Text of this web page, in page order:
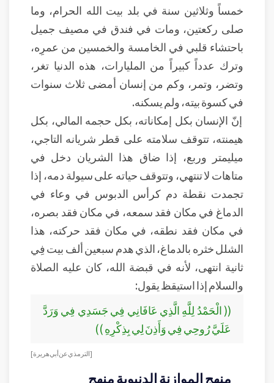
خمساً وثلاثين سنة في بلد بيت الله الحرام، وما
صلى ركعتين، ومات في فندق في مصيف جميل
باحتشاء قلبي في الخامسة والخمسين من عمرِه،
وترك عدداً كبيراً من المليارات، هذه الدنيا تغر،
وتضر، وتمر، وكم من إنسان أمضى ثلاث سنوات
في كسوة بيته، ولم يسكنه.
إنّ الإنسان بكل إمكاناته، بكل حجمه المالي، بكل
هيمنته، تتوقف سلامته على قطر شريانه التاجي،
ميليمتر وربع، إذا ضاق هذا الشريان دخل في
متاهات لا تنتهي، وتتوقف حياته على سيولة دمه، إذا
تجمدت نقطة دم كرأس الدبوس في وعاء في
الدماغ في مكان فقد سمعه، في مكان فقد بصره،
في مكان فقد نطقه، في مكان فقد حركته، هذا
الشلل خثره بالدماغ، الذي هدم سبعين ألف بيت فِي
ثانية انتهى، لأنه في قبضة الله، كان عليه الصلاة
والسلام إذا استيقظ يقول:
(( الْحَمْدُ لِلَّهِ الَّذِي عَافَانِي فِي جَسَدِي فِي وَرَدَّ
عَلَيَّ رُوحِي فِي وَأَذِنَ لِي بِذِكْرِهِ ))
[ الترمذي عن أبي هريرة]
منهج الموازنة الدنيوية منهج